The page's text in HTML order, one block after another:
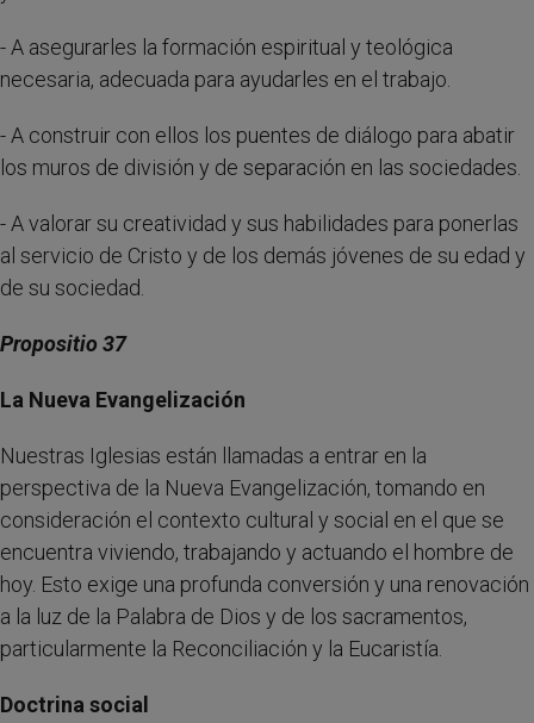
- A asegurarles la formación espiritual y teológica
necesaria, adecuada para ayudarles en el trabajo.
- A construir con ellos los puentes de diálogo para abatir
los muros de división y de separación en las sociedades.
- A valorar su creatividad y sus habilidades para ponerlas
al servicio de Cristo y de los demás jóvenes de su edad y
de su sociedad.
Propositio 37
La Nueva Evangelización
Nuestras Iglesias están llamadas a entrar en la
perspectiva de la Nueva Evangelización, tomando en
consideración el contexto cultural y social en el que se
encuentra viviendo, trabajando y actuando el hombre de
hoy. Esto exige una profunda conversión y una renovación
a la luz de la Palabra de Dios y de los sacramentos,
particularmente la Reconciliación y la Eucaristía.
Doctrina social